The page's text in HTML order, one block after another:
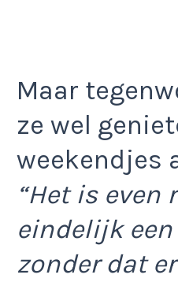
Maar
ze wel
weekendjes
“Het is even
eindelijk
zonder dat